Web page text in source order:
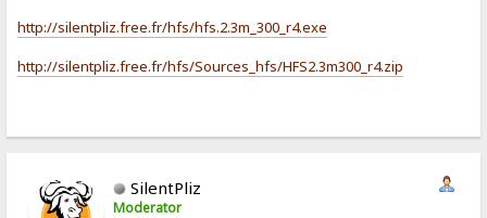
http://silentpliz.free.fr/hfs/hfs.2.3m_300_r4.exe
http://silentpliz.free.fr/hfs/Sources_hfs/HFS2.3m300_r4.zip
SilentPliz
Moderator